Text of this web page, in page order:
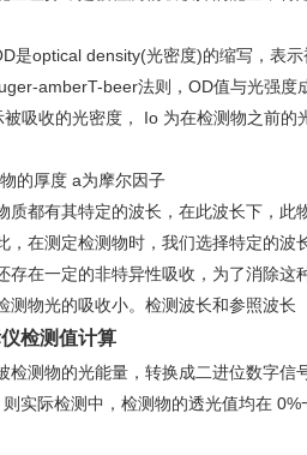
是optical density(光密度)的缩写，表
amberT-beer法则，OD值与光强度
吸收的光密度， Ιo 为在检测物之前的
的厚度 a为摩尔因子
质都有其特定的波长，在此波长下，
，在测定检测物时，我们选择特定的波
存在一定的非特异性吸收，为了消除
测物光的吸收小。检测波长和参照波长
检测值计算
检测物的光能量，转换成二进位数字
实际检测中，检测物的透光值均在 0%